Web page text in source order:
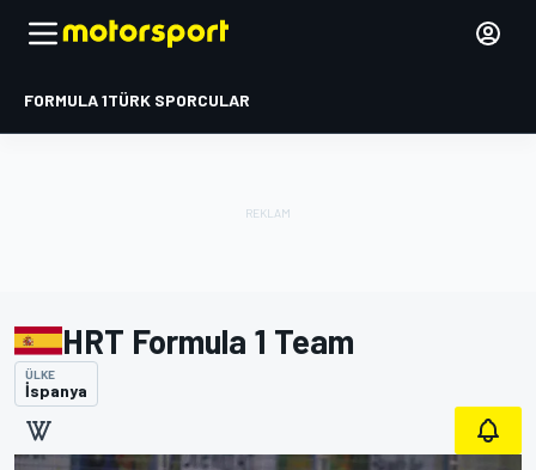
FORMULA 1TÜRK SPORCULAR
HRT Formula 1 Team
ÜLKE
İspanya